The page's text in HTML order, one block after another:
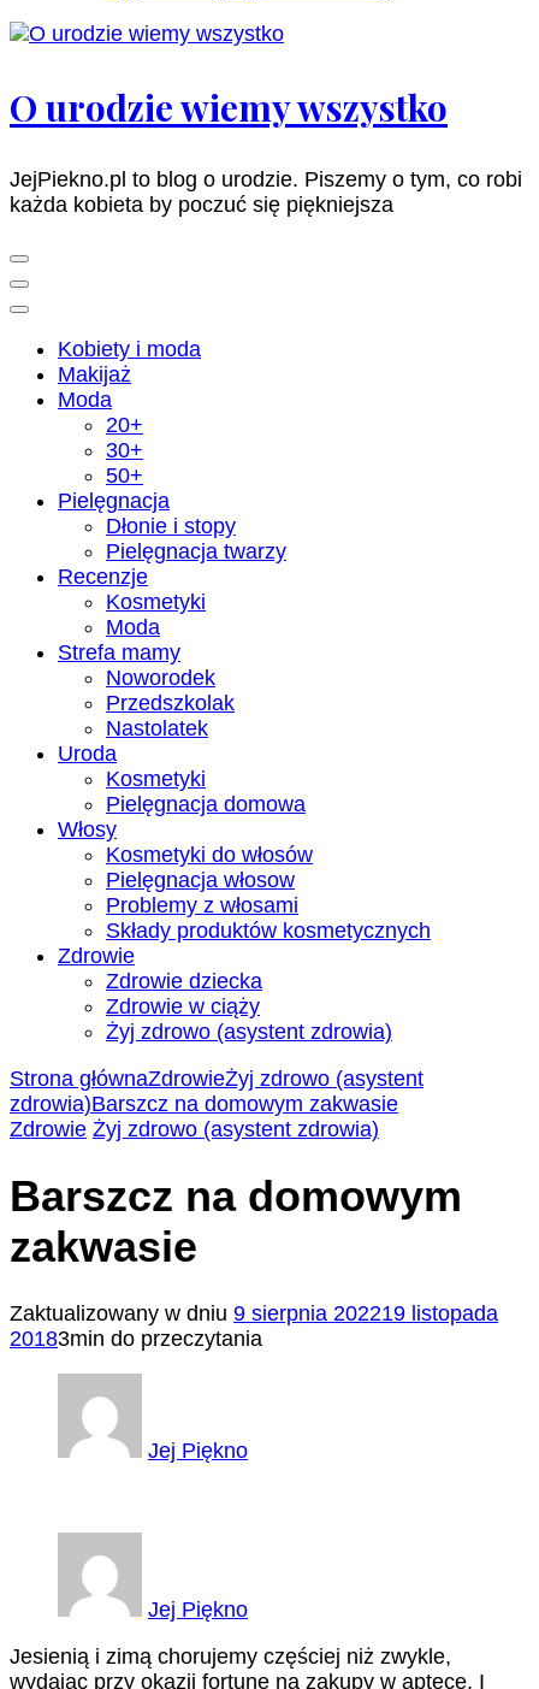
O urodzie wiemy wszystko
JejPiekno.pl to blog o urodzie. Piszemy o tym, co robi
każda kobieta by poczuć się piękniejsza
Kobiety i moda
Makijaż
Moda
20+
30+
50+
Pielęgnacja
Dłonie i stopy
Pielęgnacja twarzy
Recenzje
Kosmetyki
Moda
Strefa mamy
Noworodek
Przedszkolak
Nastolatek
Uroda
Kosmetyki
Pielęgnacja domowa
Włosy
Kosmetyki do włosów
Pielęgnacja włosow
Problemy z włosami
Składy produktów kosmetycznych
Zdrowie
Zdrowie dziecka
Zdrowie w ciąży
Żyj zdrowo (asystent zdrowia)
Strona głównaZdrowieŻyj zdrowo (asystent
zdrowia)Barszcz na domowym zakwasie
Zdrowie Żyj zdrowo (asystent zdrowia)
Barszcz na domowym
zakwasie
Zaktualizowany w dniu 9 sierpnia 202219 listopada
20183min do przeczytania
Jej Piękno
Jej Piękno
Jesienią i zimą chorujemy częściej niż zwykle,
wydając przy okazji fortunę na zakupy w aptece. I